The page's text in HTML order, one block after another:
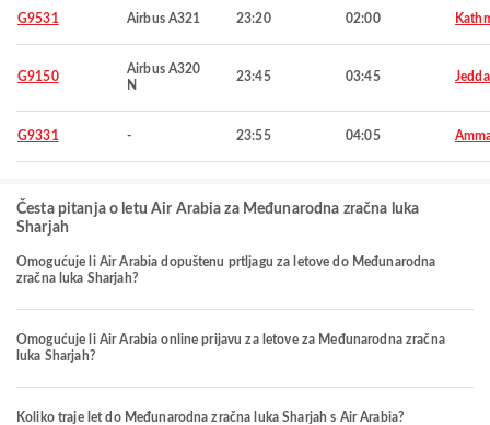
G9531 Airbus A321 23:20 02:00
G9150
Airbus A320
N
23:45 03:45
G9331 - 23:55 04:05
Česta pitanja o letu Air Arabia za Međunarodna zračna luka
Sharjah
Omogućuje li Air Arabia dopuštenu prtljagu za letove do Međunarodna
zračna luka Sharjah?
Omogućuje li Air Arabia online prijavu za letove za Međunarodna zračna
luka Sharjah?
Koliko traje let do Međunarodna zračna luka Sharjah s Air Arabia?